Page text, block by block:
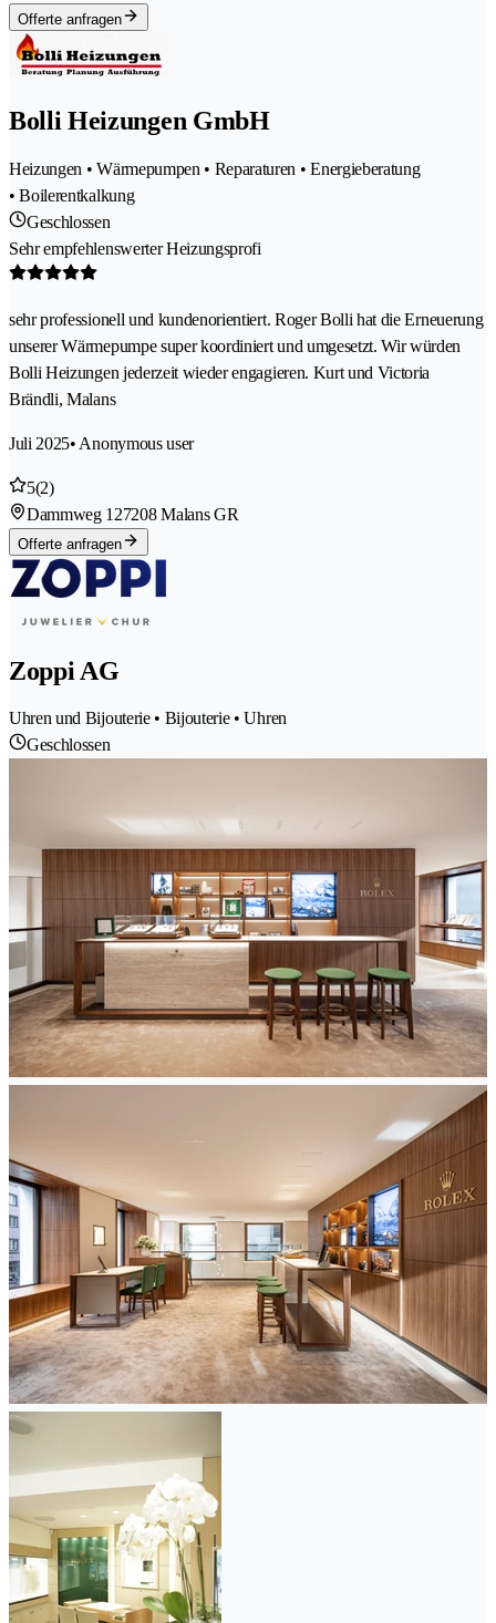
Offerte anfragen
Bolli Heizungen GmbH
Heizungen • Wärmepumpen • Reparaturen • Energieberatung
• Boilerentkalkung
Geschlossen
Sehr empfehlenswerter Heizungsprofi
sehr professionell und kundenorientiert. Roger Bolli hat die Erneuerung
unserer Wärmepumpe super koordiniert und umgesetzt. Wir würden
Bolli Heizungen jederzeit wieder engagieren. Kurt und Victoria
Brändli, Malans
Juli 2025• Anonymous user
5(2)
Dammweg 127208 Malans GR
Offerte anfragen
Zoppi AG
Uhren und Bijouterie • Bijouterie • Uhren
Geschlossen